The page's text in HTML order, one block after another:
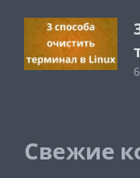
Свежие